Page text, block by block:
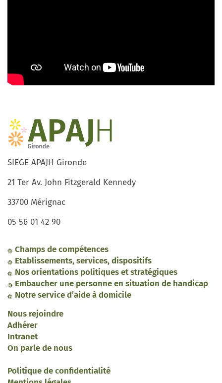
SIEGE APAJH Gironde
21 Ter Av. John Fitzgerald Kennedy
33700 Mérignac
05 56 01 42 90
Champs de compétences
Etablissements, services, dispositifs
Nos orientations politiques et stratégiques
Embaucher une personne en situation de handicap
Notre service d’aide à domicile
Nous rejoindre
Adhérer
Intranet
On parle de nous
Politique de confidentialité